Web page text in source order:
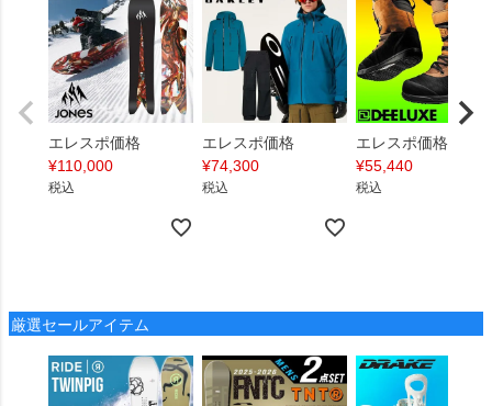
エレスポ価格
¥110,000
税込
エレスポ価格
¥74,300
税込
エレスポ価格
¥55,440
税込
厳選セールアイテム